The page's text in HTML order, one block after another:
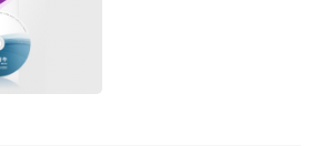
经济景气监测中心、中国行业研
种相关报刊杂志媒体提供的最新
对国内外强化饲料行业的发展状
分析，对我国行业市场情况、
，高精地图迎来爆发阶段，虽然
测绘资质的企业，但真正有能力
毛麟角。 高精地图信息收集
地图，需要配备激光雷达的数